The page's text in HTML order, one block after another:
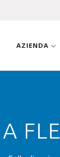
AZIENDA